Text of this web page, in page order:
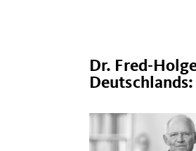
Dr. Fred-
Deutschlands: